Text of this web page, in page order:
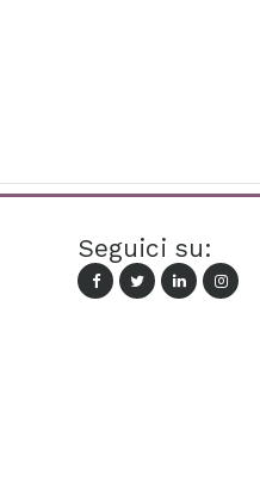
Seguici su: